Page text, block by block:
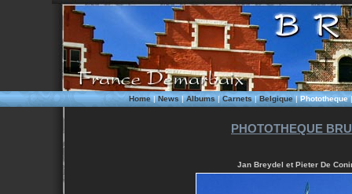
Home|News|Albums|Carnets|Belgique|Phototheque
PHOTOTHEQUE
Jan Breydel et Pieter De